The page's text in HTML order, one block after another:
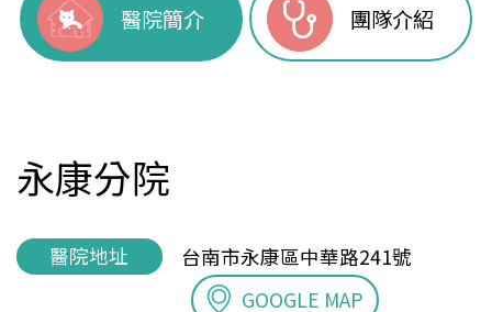
醫院簡介 團隊介紹
永康分院
醫院地址
台南市永康區中華路241號
GOOGLE MAP